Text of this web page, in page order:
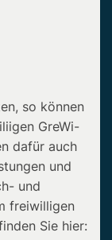
so können
GreWi-
dafür auch
und
und
freiwilligen
Sie hier: